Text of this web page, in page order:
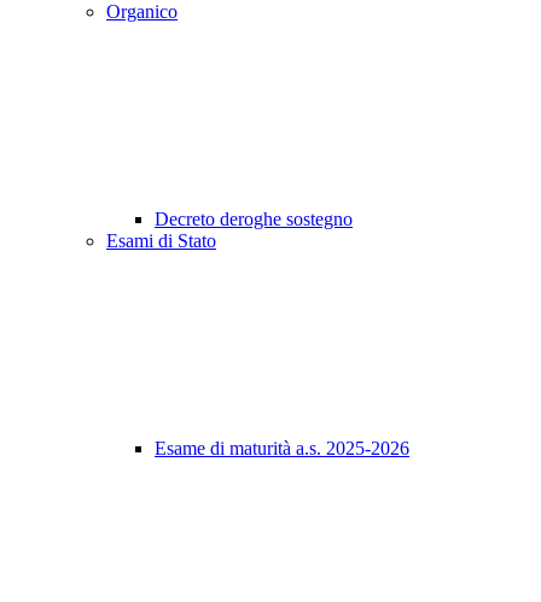
Organico
Decreto deroghe sostegno
Esami di Stato
Esame di maturità a.s. 2025-2026